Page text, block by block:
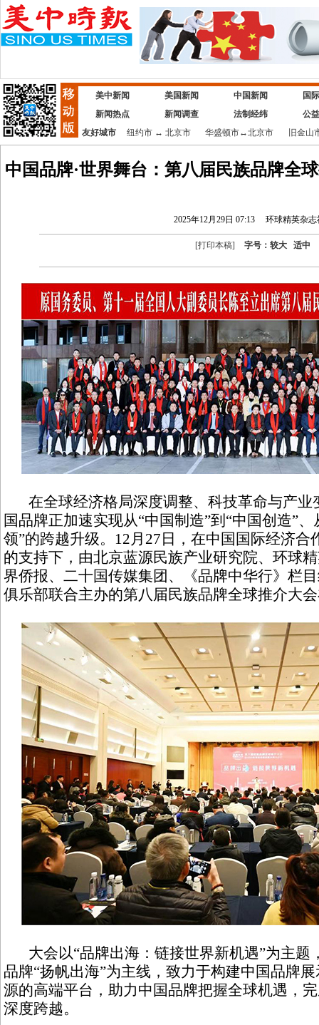
美中新闻 美国新闻 中国新闻
国
新闻热点
新闻调查 法制经纬
公
友好城市
纽约市↔ 北京市 华盛顿市↔北京市 旧金山
中国品牌·世界舞台：第八届民族品牌全
2025年12月29日 07:13 环球精英杂志
[打印本稿] 字号： 较大 适中
在全球经济格局深度调整、科技革命与产业
国品牌正加速实现从“中国制造”到“中国创造”
领”的跨越升级。12月27日，在中国国际经济
的支持下，由北京蓝源民族产业研究院、环球
界侨报、二十国传媒集团、《品牌中华行》栏
俱乐部联合主办的第八届民族品牌全球推介大
大会以“品牌出海：链接世界新机遇”为主题
品牌“扬帆出海”为主线，致力于构建中国品牌
源的高端平台，助力中国品牌把握全球机遇，
深度跨越。